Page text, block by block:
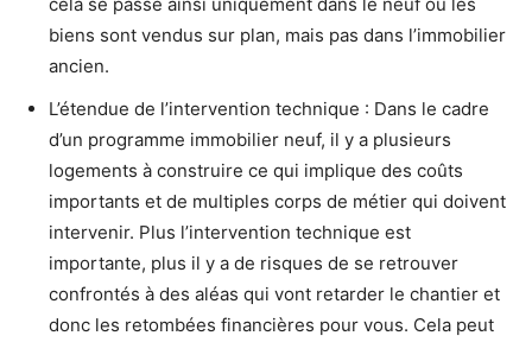
biens sont vendus sur plan, mais pas dans l’immobilier
ancien.
L’étendue de l’intervention technique : Dans le cadre
d’un programme immobilier neuf, il y a plusieurs
logements à construire ce qui implique des coûts
importants et de multiples corps de métier qui doivent
intervenir. Plus l’intervention technique est
importante, plus il y a de risques de se retrouver
confrontés à des aléas qui vont retarder le chantier et
donc les retombées financières pour vous. Cela peut